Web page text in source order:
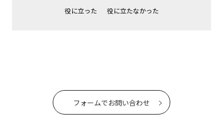
役に立った 役に立たなかった
フォームでお問い合わせ